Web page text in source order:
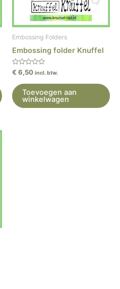
Embossing Folders
Embossing folder Knuffel
Gewaardeerd
0
uit
5
€ 6,50 incl. btw.
Toevoegen aan
winkelwagen